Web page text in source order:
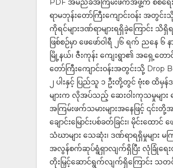
PDF အမည်ခံအကြမ်းဖက်အဖွဲ့က စစ်ရေ
ရာမဘုန်းတော်ကြီးကျောင်းဝန်း အတွင်
ကိုရင်များဒဏ်ရာများရရှိခဲ့ကြောင်း သိ
ဖြစ်စဉ်မှာ ဖေဖော်ဝါရီ ၂၆ ရက် ညနေ
မြို့နယ်၊ ဇီးကုန်း ကျေးရွာ၏ အရှေ့တော
တော်ကြီးကျောင်းဝန်းအတွင်းသို့ Drop
၂ ပါးနှင့် ပြည်သူ ၁ ဦးတို့တွင် ဗုံးစ ထိမှန်
များက လိုအပ်သည့် ဆေးဝါးကုသမှုမျာ
အကြမ်းဖက်သမားများအနေဖြင့် ၎င်းတို့
ချောင်းမြောင်းပစ်ခတ်ခြင်း၊ မိုင်းထော
သံဃာများ သေဆုံး၊ ဒဏ်ရာရရှိမှုများ
အလွန်စက်ဆုပ်ရွံရှာလျက်ရှိပြီး လုံခြုံရေ
တိုးမြှင့်ဆောင်ရွက်လျက်ရှိကြောင်း သ